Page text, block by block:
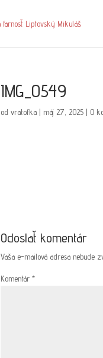
IMG_0549
odvratofka | máj 27, 2025 | 0
Odoslať komentár
Vaša e-mailová adresa nebude
Komentár*